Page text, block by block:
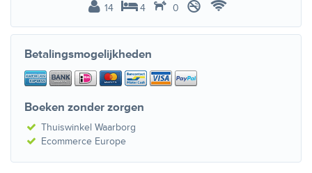
14 4 0
Betalingsmogelijkheden
Boeken zonder zorgen
Thuiswinkel Waarborg
Ecommerce Europe